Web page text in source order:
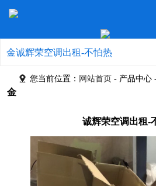
金诚辉荣空调出租-不怕热
您当前位置： 网站首页 - 产品中心
金
诚辉荣空调出租-